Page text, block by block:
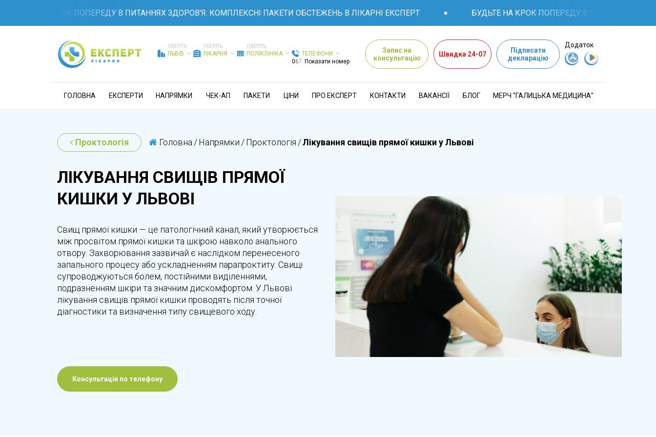
НА КРОК ПОПЕРЕДУ В ПИТАННЯХ ЗДОРОВ'Я: КОМПЛЕКСНІ ПАКЕТИ ОБСТЕЖЕНЬ В ЛІКАРНІ ЕКСПЕРТ БУДЬТЕ НА КРОК ПОПЕРЕДУ В ПИТАННЯХ ЗДОРОВ'Я:
ОБЕРІТЬ
ЛЬВІВ
ОБЕРІТЬ
ЛІКАРНЯ
ОБЕРІТЬ
ПОЛІКЛІНІКА
ТЕЛЕФОНИ
067 Показати номер
Запис на
консультацію
Швидка 24-07
Підписати
декларацію
Додаток
ГОЛОВНА ЕКСПЕРТИ НАПРЯМКИ ЧЕК-АП ПАКЕТИ ЦІНИ ПРО ЕКСПЕРТ КОНТАКТИ ВАКАНСІЇ БЛОГ МЕРЧ "ГАЛИЦЬКА МЕДИЦИНА"
Проктологія Головна /Напрямки /Проктологія /Лікування свищів прямої кишки у Львові
ЛІКУВАННЯ СВИЩІВ ПРЯМОЇ
КИШКИ У ЛЬВОВІ
Свищ прямої кишки — це патологічний канал, який утворюється
між просвітом прямої кишки та шкірою навколо анального
отвору. Захворювання зазвичай є наслідком перенесеного
запального процесу або ускладненням парапроктиту. Свищі
супроводжуються болем, постійними виділеннями,
подразненням шкіри та значним дискомфортом. У Львові
лікування свищів прямої кишки проводять після точної
діагностики та визначення типу свищевого ходу.
Консультація по телефону